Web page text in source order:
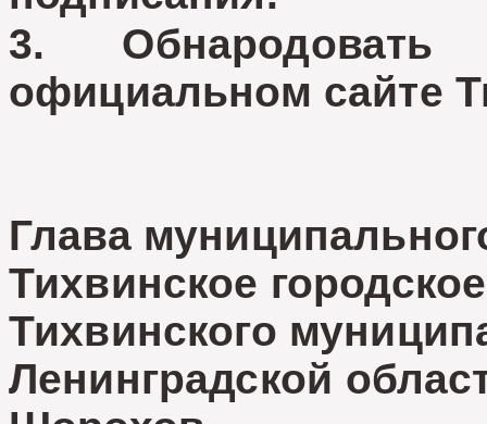
3.
официальном сайте
Глава
Тихвинское
Тихвинского